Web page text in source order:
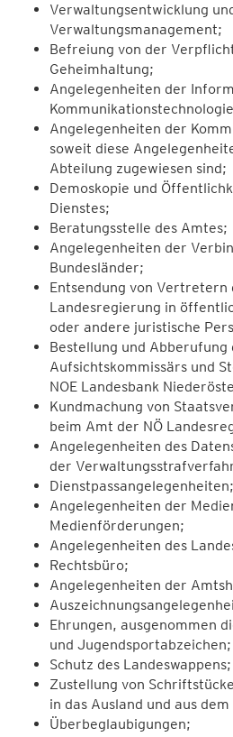
Verwaltungsentwicklung
Verwaltungsmanagement;
Befreiung von der
Geheimhaltung;
Angelegenheiten der
Angelegenheiten der
soweit diese
Abteilung zugewiesen sind;
Demoskopie und
Dienstes;
Beratungsstelle des Amtes;
Angelegenheiten der
Bundesländer;
Entsendung von Vertretern
Landesregierung in
oder andere juristische
Bestellung und Abberufung
Aufsichtskommissärs und
NOE Landesbank
Kundmachung von
beim Amt der NÖ
Angelegenheiten des
der
Dienstpassangelegenheiten;
Angelegenheiten der
Medienförderungen;
Angelegenheiten des
Rechtsbüro;
Angelegenheiten der
Ehrungen, ausgenommen
und Jugendsportabzeichen;
Schutz des Landeswappens;
Zustellung von
in das Ausland und aus
Überbeglaubigungen;